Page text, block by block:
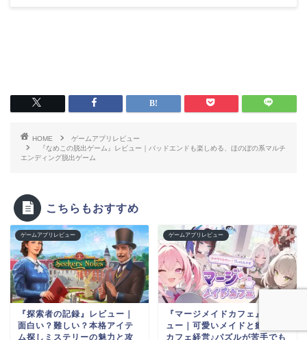
HOME
ゲームアプリレビュー
『なめこの脱出ゲーム』レビュー｜バッドエンドも楽しめる、ほのぼの系マルチ
エンディング脱出ゲーム
こちらもおすすめ
ゲームアプリレビュー
『探索者の記録』レビュー｜
面白い？難しい？本格アイテ
ム探しミステリーの魅力と攻
ゲームアプリレビュー
『マージメイドカフェ』レビ
ュー｜可愛いメイドと癒しの
カフェ経営♪パズルが苦手でも